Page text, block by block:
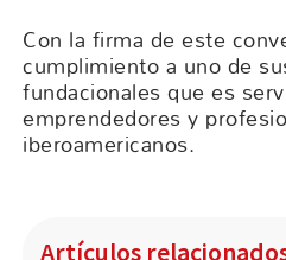
Con la firma de este
cumplimiento a uno de
fundacionales que es
emprendedores y
iberoamericanos.
Artículos